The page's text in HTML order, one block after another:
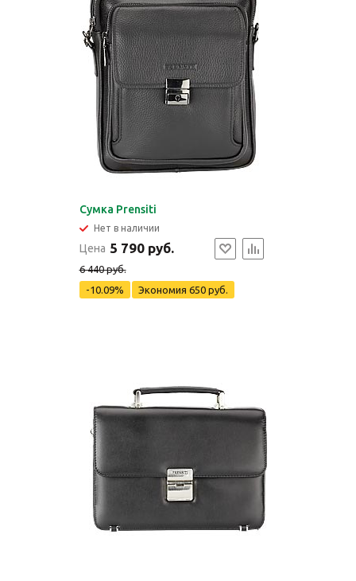
Сумка Prensiti
Нет в наличии
Цена 5 790 руб.
6 440 руб.
-10.09%
Экономия 650 руб.